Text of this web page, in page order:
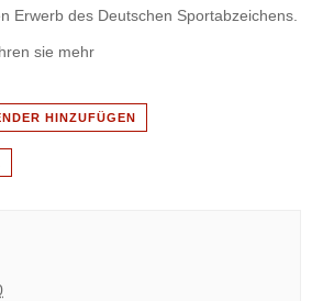
Erwerb des Deutschen Sportabzeichens.
sie mehr
HINZUFÜGEN